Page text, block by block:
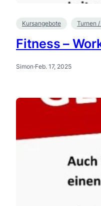
Kursangebote Turnen
Fitness –
Simon·Feb. 17, 2025